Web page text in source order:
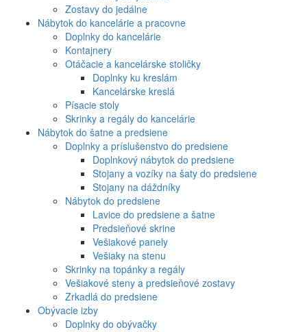
Zostavy do jedálne
Nábytok do kancelárie a pracovne
Doplnky do kancelárie
Kontajnery
Otáčacie a kancelárske stoličky
Doplnky ku kreslám
Kancelárske kreslá
Písacie stoly
Skrinky a regály do kancelárie
Nábytok do šatne a predsiene
Doplnky a príslušenstvo do predsiene
Doplnkový nábytok do predsiene
Stojany a vozíky na šaty do predsiene
Stojany na dáždníky
Nábytok do predsiene
Lavice do predsiene a šatne
Predsieňové skrine
Vešiakové panely
Vešiaky na stenu
Skrinky na topánky a regály
Vešiakové steny a predsieňové zostavy
Zrkadlá do predsiene
Obývacie izby
Doplnky do obývačky